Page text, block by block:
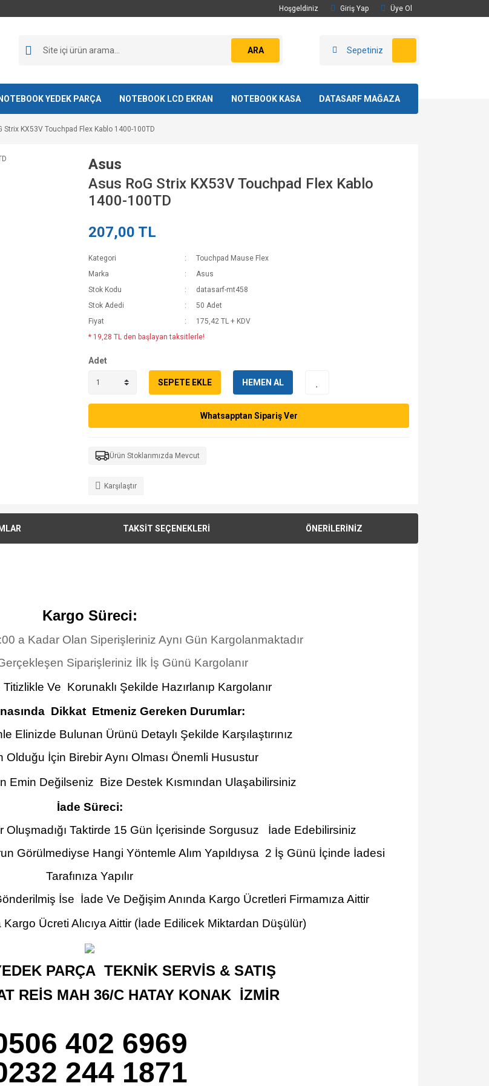
Hoşgeldiniz Giriş Yap Üye Ol
ARA Sepetiniz
YEDEK PARÇA NOTEBOOK LCD EKRAN NOTEBOOK KASA DATASARF MAĞAZA
Strix KX53V Touchpad Flex Kablo 1400-100TD
Asus
Asus RoG Strix KX53V Touchpad Flex Kablo
1400-100TD
207,00 TL
Kategori
Touchpad Mause Flex
Marka
Asus
Stok Kodu
datasarf-mt458
Stok Adedi
50 Adet
Fiyat
175,42 TL + KDV
* 19,28 TL den başlayan taksitlerle!
Adet
SEPETE EKLE HEMEN AL
Whatsapptan Sipariş Ver
Ürün Stoklarımızda Mevcut
Karşılaştır
TAKSİT SEÇENEKLERİ ÖNERİLERİNİZ
Kargo Süreci:
a Kadar Olan Siperişleriniz Aynı Gün Kargolanmaktadır
Siparişleriniz İlk İş Günü Kargolanır
Ve Korunaklı Şekilde Hazırlanıp Kargolanır
Dikkat Etmeniz Gereken Durumlar:
Elinizde Bulunan Ürünü Detaylı Şekilde Karşılaştırınız
Olduğu İçin Birebir Aynı Olması Önemli Husustur
Emin Değilseniz Bize Destek Kısmından Ulaşabilirsiniz
İade Süreci:
Oluşmadığı Taktirde 15 Gün İçerisinde Sorgusuz İade Edebilirsiniz
Görülmediyse Hangi Yöntemle Alım Yapıldıysa 2 İş Günü İçinde İadesi
Tarafınıza Yapılır
İse İade Ve Değişim Anında Kargo Ücretleri Firmamıza Aittir
Ücreti Alıcıya Aittir (İade Edilicek Miktardan Düşülür)
PARÇA TEKNİK SERVİS & SATIŞ
REİS MAH 36/C HATAY KONAK İZMİR
402 6969
244 1871